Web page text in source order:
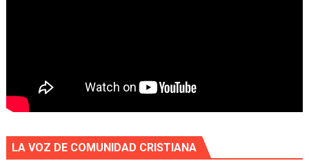
LA VOZ DE COMUNIDAD CRISTIANA